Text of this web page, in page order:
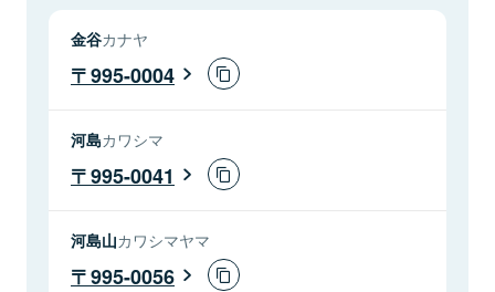
金谷カナヤ
995-0004
河島カワシマ
995-0041
河島山カワシマヤマ
995-0056